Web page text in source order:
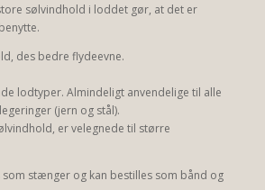
sølvindhold i loddet gør, at det er
des bedre flydeevne.
lodtyper. Almindeligt anvendelige til alle
(jern og stål).
er velegnede til større
som stænger og kan bestilles som bånd og